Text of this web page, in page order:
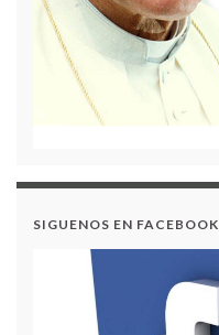
SIGUENOS EN FACEBOOK